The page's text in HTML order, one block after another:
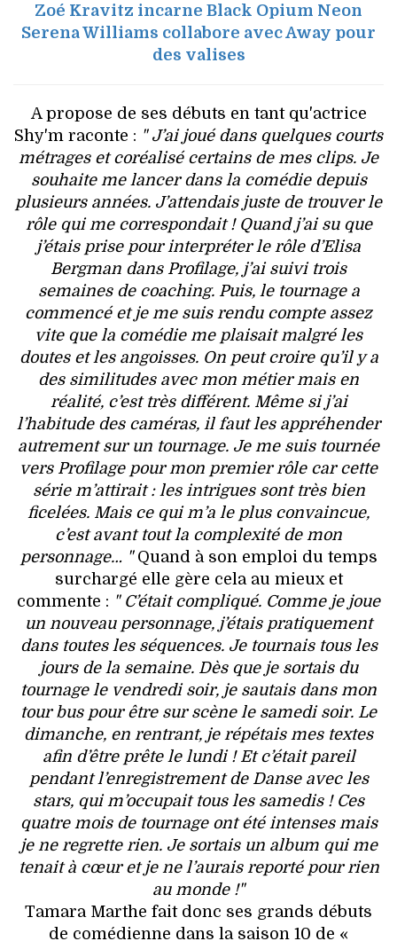
Zoé Kravitz incarne Black Opium Neon
Serena Williams collabore avec Away pour
des valises
A propose de ses débuts en tant qu'actrice
Shy'm raconte : " J’ai joué dans quelques courts
métrages et coréalisé certains de mes clips. Je
souhaite me lancer dans la comédie depuis
plusieurs années. J’attendais juste de trouver le
rôle qui me correspondait ! Quand j’ai su que
j’étais prise pour interpréter le rôle d’Elisa
Bergman dans Profilage, j’ai suivi trois
semaines de coaching. Puis, le tournage a
commencé et je me suis rendu compte assez
vite que la comédie me plaisait malgré les
doutes et les angoisses. On peut croire qu’il y a
des similitudes avec mon métier mais en
réalité, c’est très différent. Même si j’ai
l’habitude des caméras, il faut les appréhender
autrement sur un tournage. Je me suis tournée
vers Profilage pour mon premier rôle car cette
série m’attirait : les intrigues sont très bien
ficelées. Mais ce qui m’a le plus convaincue,
c’est avant tout la complexité de mon
personnage… "Quand à son emploi du temps
surchargé elle gère cela au mieux et
commente : " C’était compliqué. Comme je joue
un nouveau personnage, j’étais pratiquement
dans toutes les séquences. Je tournais tous les
jours de la semaine. Dès que je sortais du
tournage le vendredi soir, je sautais dans mon
tour bus pour être sur scène le samedi soir. Le
dimanche, en rentrant, je répétais mes textes
afin d’être prête le lundi ! Et c’était pareil
pendant l’enregistrement de Danse avec les
stars, qui m’occupait tous les samedis ! Ces
quatre mois de tournage ont été intenses mais
je ne regrette rien. Je sortais un album qui me
tenait à cœur et je ne l’aurais reporté pour rien
au monde !"
Tamara Marthe fait donc ses grands débuts
de comédienne dans la saison 10 de «